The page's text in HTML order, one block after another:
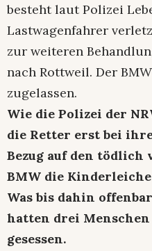
besteht laut Polizei
Lastwagenfahrer
zur weiteren
nach Rottweil. Der
zugelassen.
Wie die Polizei der
die Retter erst bei
Bezug auf den tödlich
BMW die
Was bis dahin
hatten drei Menschen
gesessen.